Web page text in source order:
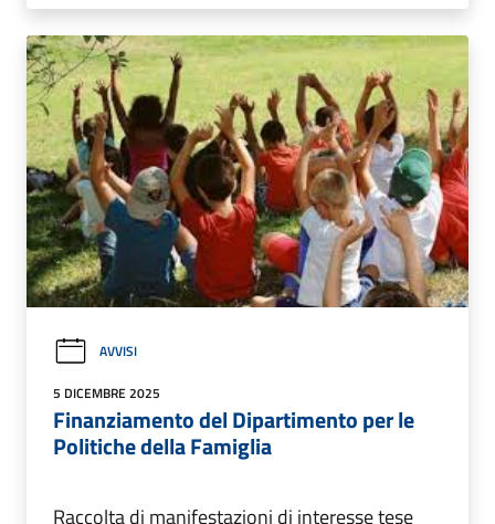
AVVISI
5 DICEMBRE 2025
Finanziamento del Dipartimento per le
Politiche della Famiglia
Raccolta di manifestazioni di interesse tese